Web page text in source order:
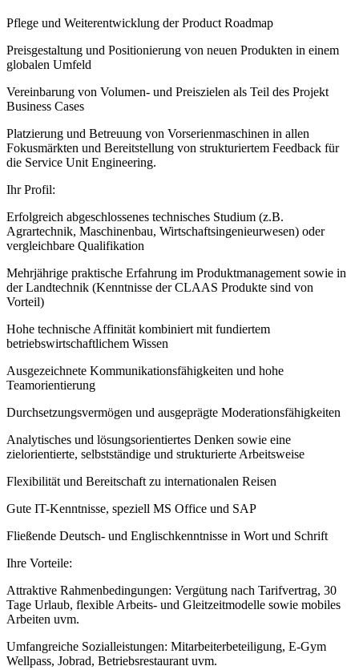
Pflege und Weiterentwicklung der Product Roadmap
Preisgestaltung und Positionierung von neuen Produkten in einem
globalen Umfeld
Vereinbarung von Volumen- und Preiszielen als Teil des Projekt
Business Cases
Platzierung und Betreuung von Vorserienmaschinen in allen
Fokusmärkten und Bereitstellung von strukturiertem Feedback für
die Service Unit Engineering.
Ihr Profil:
Erfolgreich abgeschlossenes technisches Studium (z.B.
Agrartechnik, Maschinenbau, Wirtschaftsingenieurwesen) oder
vergleichbare Qualifikation
Mehrjährige praktische Erfahrung im Produktmanagement sowie in
der Landtechnik (Kenntnisse der CLAAS Produkte sind von
Vorteil)
Hohe technische Affinität kombiniert mit fundiertem
betriebswirtschaftlichem Wissen
Ausgezeichnete Kommunikationsfähigkeiten und hohe
Teamorientierung
Durchsetzungsvermögen und ausgeprägte Moderationsfähigkeiten
Analytisches und lösungsorientiertes Denken sowie eine
zielorientierte, selbstständige und strukturierte Arbeitsweise
Flexibilität und Bereitschaft zu internationalen Reisen
Gute IT-Kenntnisse, speziell MS Office und SAP
Fließende Deutsch- und Englischkenntnisse in Wort und Schrift
Ihre Vorteile:
Attraktive Rahmenbedingungen: Vergütung nach Tarifvertrag, 30
Tage Urlaub, flexible Arbeits- und Gleitzeitmodelle sowie mobiles
Arbeiten uvm.
Umfangreiche Sozialleistungen: Mitarbeiterbeteiligung, E-Gym
Wellpass, Jobrad, Betriebsrestaurant uvm.